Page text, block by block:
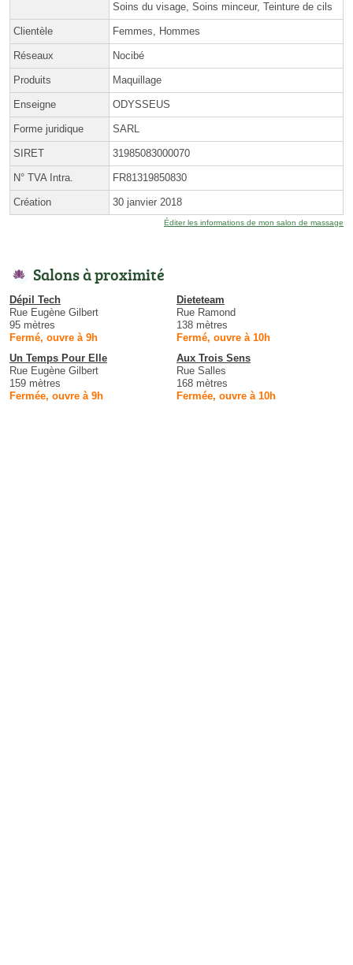
Soins du visage, Soins minceur, Teinture de cils
Clientèle Femmes, Hommes
Réseaux Nocibé
Produits Maquillage
Enseigne ODYSSEUS
Forme juridique SARL
SIRET 31985083000070
N° TVA Intra. FR81319850830
Création 30 janvier 2018
Éditer les informations de mon salon de massage
Salons à proximité
Dépil Tech
Rue Eugène Gilbert
95 mètres
Fermé, ouvre à 9h
Dieteteam
Rue Ramond
138 mètres
Fermé, ouvre à 10h
Un Temps Pour Elle
Rue Eugène Gilbert
159 mètres
Fermée, ouvre à 9h
Aux Trois Sens
Rue Salles
168 mètres
Fermée, ouvre à 10h